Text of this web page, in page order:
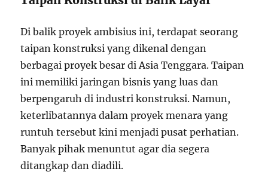
Di balik proyek ambisius ini, terdapat seorang
taipan konstruksi yang dikenal dengan
berbagai proyek besar di Asia Tenggara. Taipan
ini memiliki jaringan bisnis yang luas dan
berpengaruh di industri konstruksi. Namun,
keterlibatannya dalam proyek menara yang
runtuh tersebut kini menjadi pusat perhatian.
Banyak pihak menuntut agar dia segera
ditangkap dan diadili.